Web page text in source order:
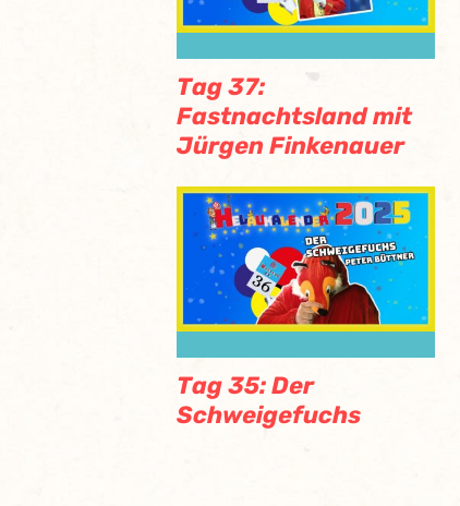
Tag 37:
Fastnachtsland mit
Jürgen Finkenauer
Tag 35: Der
Schweigefuchs